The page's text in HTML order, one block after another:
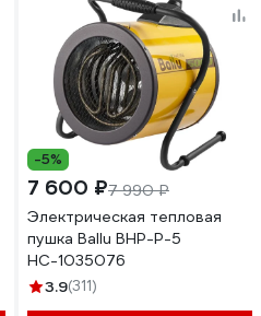
-5%
7 600 ₽7 990 ₽
Электрическая тепловая
пушка Ballu BHP-P-5
НС-1035076
3.9(311)